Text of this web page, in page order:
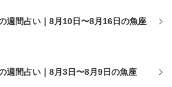
週間占い｜8月10日〜8月16日の魚座
週間占い｜8月3日〜8月9日の魚座